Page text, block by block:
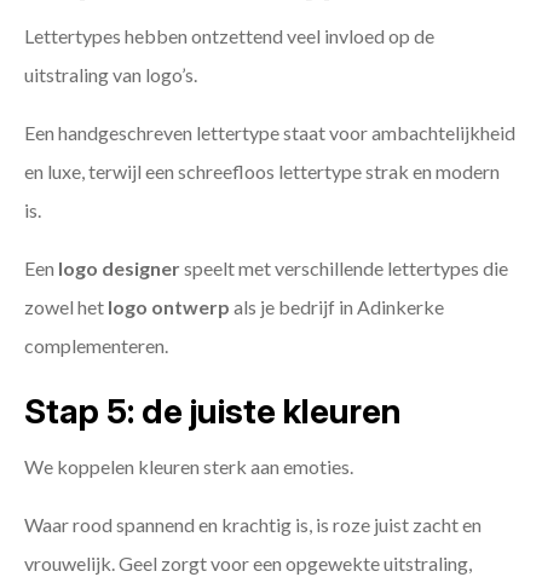
Lettertypes hebben ontzettend veel invloed op de
uitstraling van logo’s.
Een handgeschreven lettertype staat voor ambachtelijkheid
en luxe, terwijl een schreefloos lettertype strak en modern
is.
Een logo designerspeelt met verschillende lettertypes die
zowel het logo ontwerp als je bedrijf in Adinkerke
complementeren.
Stap 5: de juiste kleuren
We koppelen kleuren sterk aan emoties.
Waar rood spannend en krachtig is, is roze juist zacht en
vrouwelijk. Geel zorgt voor een opgewekte uitstraling,